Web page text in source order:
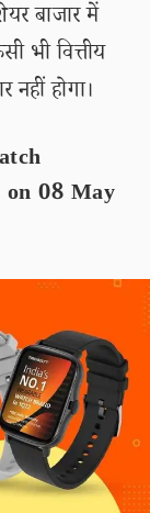
बाजार में
भी वित्तीय
नहीं होगा।
08 May